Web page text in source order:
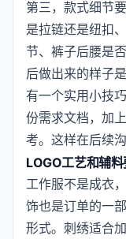
第三，款式细节
是拉链还是纽扣
节、裤子后腰是
后做出来的样子
有一个实用小技
份需求文档，加
考。这样在后续
LOGO工艺和辅
工作服不是成衣
饰也是订单的一
形式。刺绣适合